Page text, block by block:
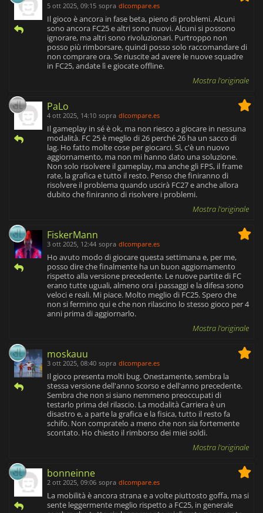
5 ott 2025, 09:15 sopra dlcompare.es
Il gioco è ancora in fase beta, pieno di problemi. Alcuni
sono ancora FC25 e altri sono nuovi. Alcuni si possono
ignorare, ma altri sono rivoluzionari. Purtroppo non
posso più rimborsare, quindi posso solo raccomandare di
non comprare ora. Se riuscite ad avere le nuove squadre
in FC25, andate lì e giocate offline.
Mostra l'originale
PaLo
4 ott 2025, 14:10 sopra dlcompare.es
Il gameplay in sé è ok, ma non riesco a giocare in nessuna
modalità. FC 25 è meglio di 26 perché 26 ha un sacco di
lag. Ho fatto molte cose per giocarci. Sì, c'è un nuovo
aggiornamento, ma non mi hanno dato una soluzione.
Non solo risolvere il gameplay, ma anche gli FPS, il frame
rate, la grafica e tutto il resto. Penso che finiranno di
risolvere il problema quando uscirà FC27 e anche allora
dubito che finiranno di risolvere i problemi.
Mostra l'originale
FiskerMann
3 ott 2025, 12:44 sopra dlcompare.es
Ho avuto modo di giocare questa settimana e, per me,
posso dire che finalmente ha un buon aggiornamento
rispetto alla versione precedente. Le nuove partite di FC
erano tutte uguali, almeno ora i passaggi e la difesa sono
veloci e reali. Mi piace. Molto meglio di FC25. Spero che
non si fermino qui e che non rilascino lo stesso gioco per 4
anni prima di aggiornarlo.
Mostra l'originale
moskauu
3 ott 2025, 08:40 sopra dlcompare.es
Il gioco presenta molti bug. Onestamente, sembra la
stessa versione dell'anno scorso e dell'anno precedente.
Sembra che non si siano nemmeno preoccupati di
testarlo prima del rilascio. La modalità Carriera è un
disastro e, a parte la grafica e la fisica, tutto il resto fa
schifo. Non compratelo a meno che non sia fortemente
scontato. Ho chiesto il rimborso dei miei soldi.
Mostra l'originale
bonneinne
2 ott 2025, 09:06 sopra dlcompare.es
La mobilità è ancora strana e a volte piuttosto goffa, ma si
sente leggermente meglio rispetto a FC25, in generale